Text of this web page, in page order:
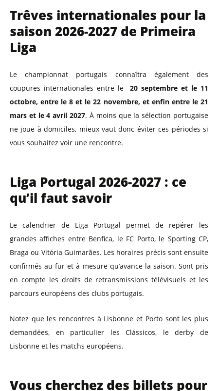
Trêves internationales pour la
saison 2026-2027 de Primeira
Liga
Le championnat portugais connaîtra également des
coupures internationales entre le20 septembre et le 11
octobre, entre le 8 et le 22 novembre, et enfin entre le 21
mars et le 4 avril 2027. À moins que la sélection portugaise
ne joue à domiciles, mieux vaut donc éviter ces périodes si
vous souhaitez voir une rencontre.
Liga Portugal 2026-2027 : ce
qu’il faut savoir
Le calendrier de Liga Portugal permet de repérer les
grandes affiches entre Benfica, le FC Porto, le Sporting CP,
Braga ou Vitória Guimarães. Les horaires précis sont ensuite
confirmés au fur et à mesure qu’avance la saison. Sont pris
en compte les droits de retransmissions télévisuels et les
parcours européens des clubs portugais.
Notez que les rencontres à Lisbonne et Porto sont les plus
demandées, en particulier les Clássicos, le derby de
Lisbonne et les matchs européens.
Vous cherchez des billets pour